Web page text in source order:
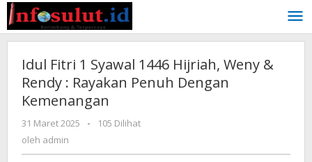
Lewati
ke
konten
Idul Fitri 1 Syawal 1446 Hijriah, Weny &
Rendy : Rayakan Penuh Dengan
Kemenangan
31 Maret 2025
oleh
-
105 Dilihat
oleh admin